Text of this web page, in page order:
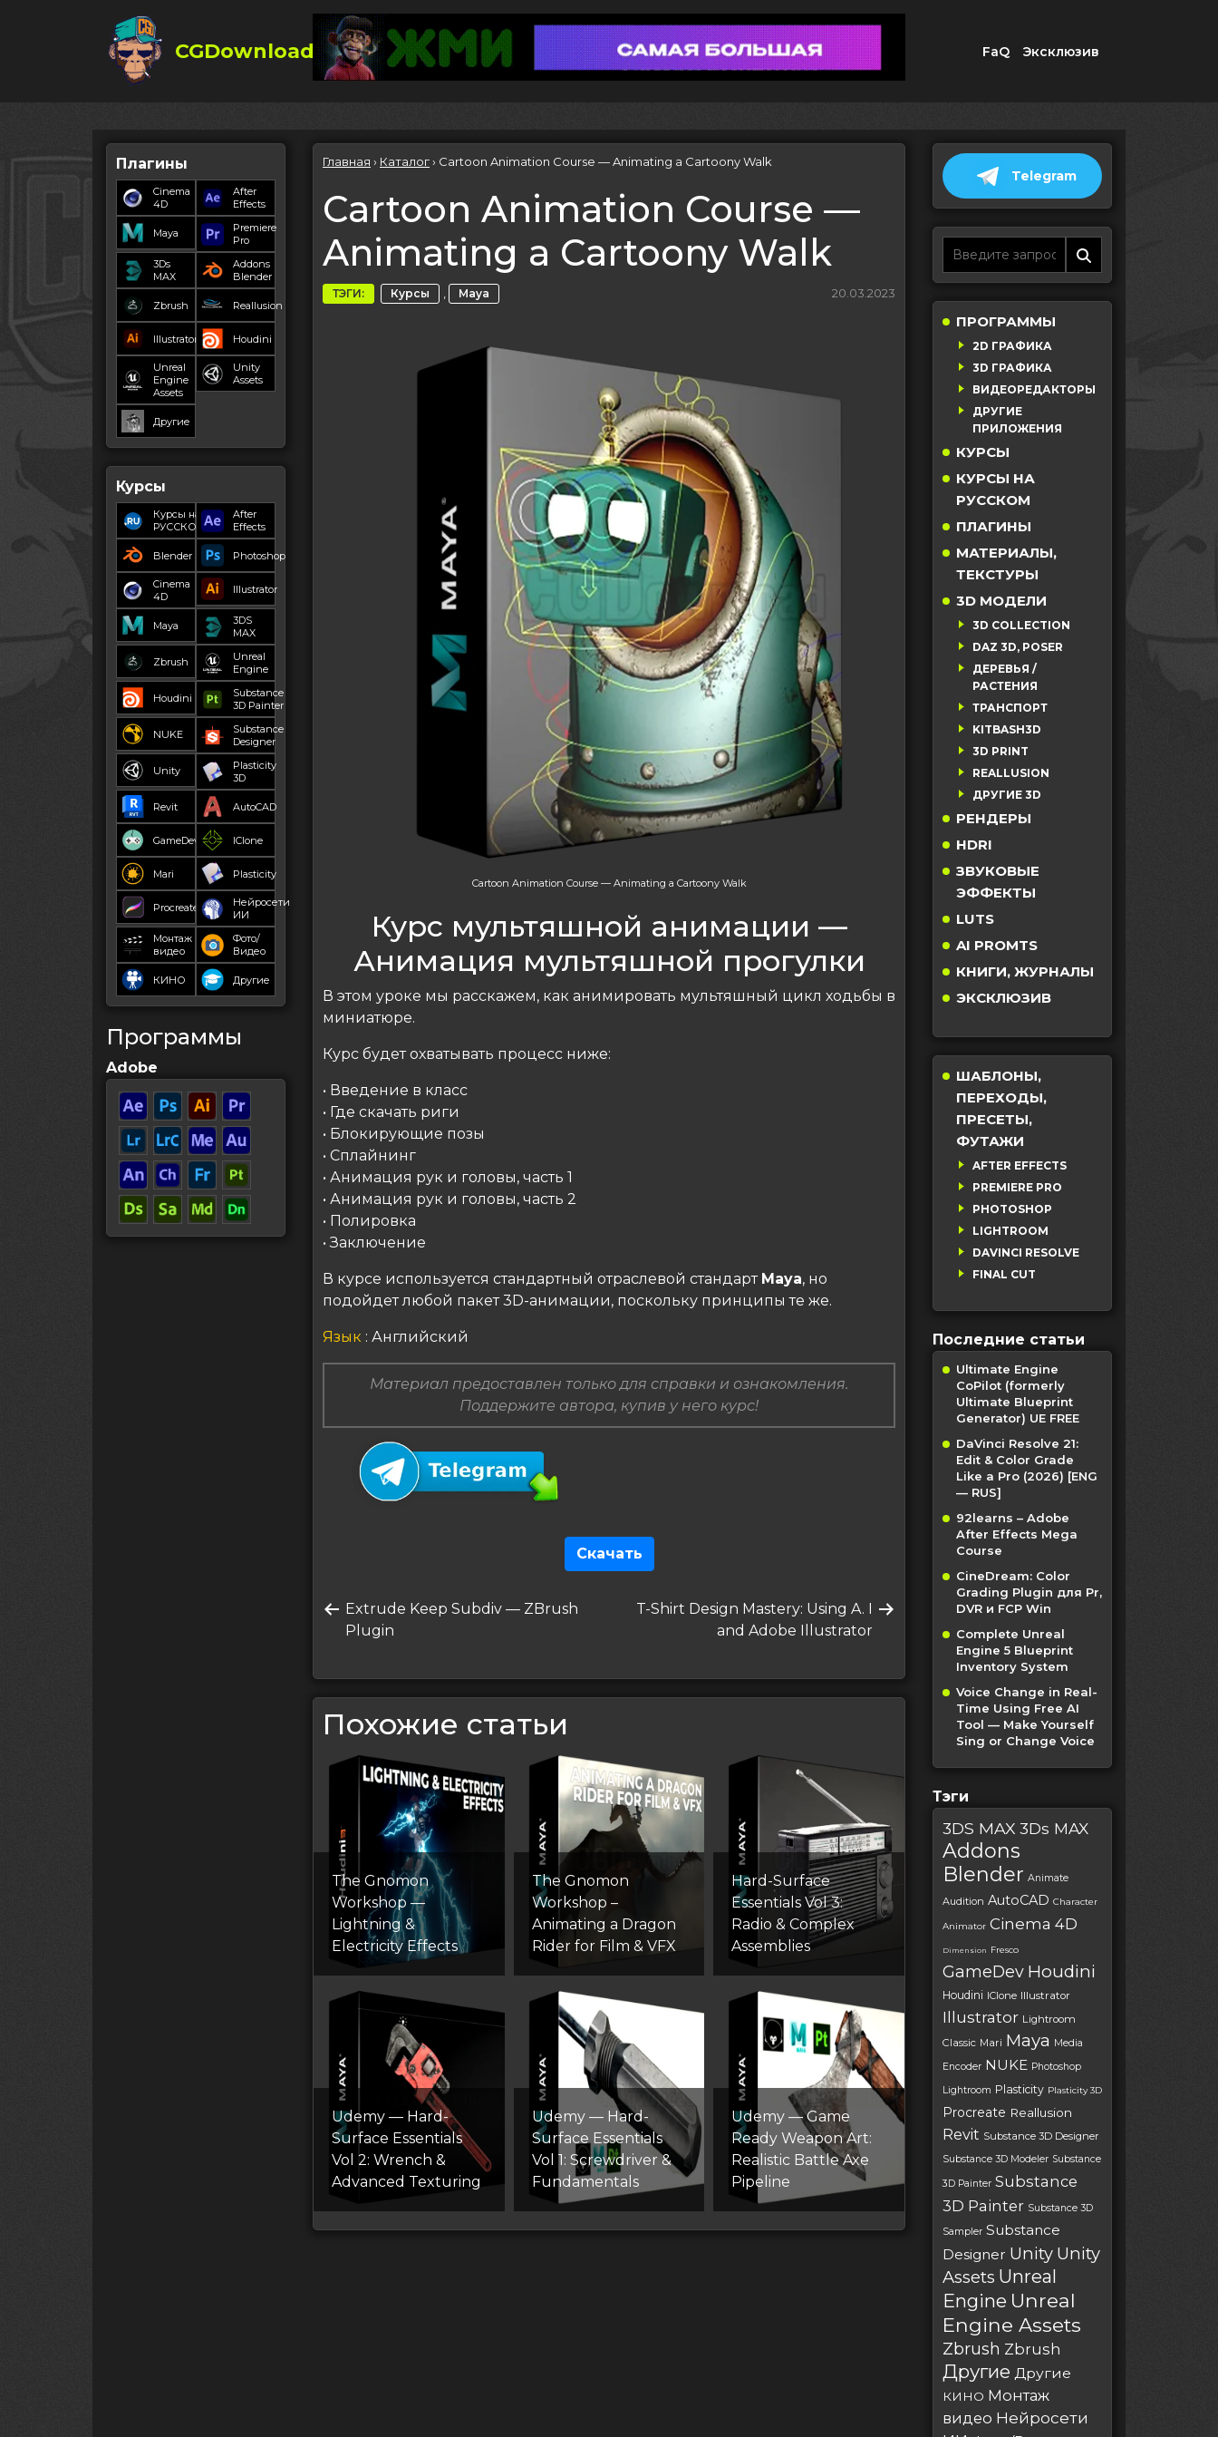
CGDownload FaQ Эксклюзив
Плагины
Cinema
4D
After
Effects
Maya
Premiere
Pro
3Ds
MAX
Addons
Blender
Zbrush Reallusion
Illustrator Houdini
Unreal
Engine
Assets
Unity
Assets
Другие
Курсы
Курсы на
РУССКОМ
After
Effects
Blender Photoshop
Cinema
4D
Illustrator
Maya
3DS
MAX
Zbrush
Unreal
Engine
Houdini
Substance
3D Painter
NUKE
Substance
Designer
Unity
Plasticity
3D
Revit AutoCAD
GameDev IClone
Mari Plasticity
Procreate
Нейросети
ИИ
Монтаж
видео
Фото/
Видео
КИНО Другие
Программы
Adobe
Главная › Каталог› Cartoon Animation Course — Animating a Cartoony Walk
Cartoon Animation Course —
Animating a Cartoony Walk
ТЭГИ: Курсы , Maya 20.03.2023
Cartoon Animation Course — Animating a Cartoony Walk
Курс мультяшной анимации —
Анимация мультяшной прогулки
В этом уроке мы расскажем, как анимировать мультяшный цикл ходьбы в
миниатюре.
Курс будет охватывать процесс ниже:
• Введение в класс
• Где скачать риги
• Блокирующие позы
• Сплайнинг
• Анимация рук и головы, часть 1
• Анимация рук и головы, часть 2
• Полировка
• Заключение
В курсе используется стандартный отраслевой стандарт Maya, но
подойдет любой пакет 3D-анимации, поскольку принципы те же.
Язык : Английский
Материал предоставлен только для справки и ознакомления.
Поддержите автора, купив у него курс!
Скачать
поПредыдущая
запись
Extrude Keep Subdiv — ZBrush
Plugin
Следующая
T-Shirt Design Mastery: Using A. I
and Adobe Illustrator
Похожие статьи
The Gnomon
Workshop —
Lightning &
Electricity Effects
The Gnomon
Workshop –
Animating a Dragon
Rider for Film & VFX
Hard-Surface
Essentials Vol 3:
Radio & Complex
Assemblies
Udemy — Hard-
Surface Essentials
Vol 2: Wrench &
Advanced Texturing
Udemy — Hard-
Surface Essentials
Vol 1: Screwdriver &
Fundamentals
Udemy — Game
Ready Weapon Art:
Realistic Battle Axe
Pipeline
Telegram
ПРОГРАММЫ
2D ГРАФИКА
3D ГРАФИКА
ВИДЕОРЕДАКТОРЫ
ДРУГИЕ
ПРИЛОЖЕНИЯ
КУРСЫ
КУРСЫ НА
РУССКОМ
ПЛАГИНЫ
МАТЕРИАЛЫ,
ТЕКСТУРЫ
3D МОДЕЛИ
3D COLLECTION
DAZ 3D, POSER
ДЕРЕВЬЯ /
РАСТЕНИЯ
ТРАНСПОРТ
KITBASH3D
3D PRINT
REALLUSION
ДРУГИЕ 3D
РЕНДЕРЫ
HDRI
ЗВУКОВЫЕ
ЭФФЕКТЫ
LUTS
AI PROMTS
КНИГИ, ЖУРНАЛЫ
ЭКСКЛЮЗИВ
ШАБЛОНЫ,
ПЕРЕХОДЫ,
ПРЕСЕТЫ,
ФУТАЖИ
AFTER EFFECTS
PREMIERE PRO
PHOTOSHOP
LIGHTROOM
DAVINCI RESOLVE
FINAL CUT
Последние статьи
Ultimate Engine
CoPilot (formerly
Ultimate Blueprint
Generator) UE FREE
DaVinci Resolve 21:
Edit & Color Grade
Like a Pro (2026) [ENG
— RUS]
92learns – Adobe
After Effects Mega
Course
CineDream: Color
Grading Plugin для Pr,
DVR и FCP Win
Complete Unreal
Engine 5 Blueprint
Inventory System
Voice Change in Real-
Time Using Free AI
Tool — Make Yourself
Sing or Change Voice
Тэги
3DS MAX 3Ds MAX
Addons
Blender Animate
Audition AutoCAD Character
Animator Cinema 4D
Dimension Fresco
GameDev Houdini
Houdini IClone Illustrator
Illustrator Lightroom
Classic Mari Maya
Media
Encoder NUKE Photoshop
Lightroom Plasticity Plasticity 3D
Procreate Reallusion
Revit Substance 3D Designer
Substance 3D Modeler Substance
3D Painter Substance
3D Painter Substance 3D
Sampler Substance
Designer Unity Unity
Assets Unreal
Engine Unreal
Engine Assets
Zbrush Zbrush
Другие Другие
КИНО Монтаж
видео Нейросети